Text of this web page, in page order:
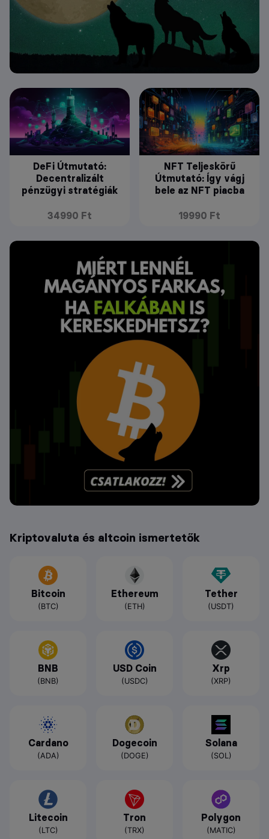
DeFi Útmutató:
Decentralizált
pénzügyi stratégiák
34990 Ft
NFT Teljeskörű
Útmutató: Így vágj
bele az NFT piacba
19990 Ft
Kriptovaluta és altcoin ismertetők
Bitcoin
(BTC)
Ethereum
(ETH)
Tether
(USDT)
BNB
(BNB)
USD Coin
(USDC)
Xrp
(XRP)
Cardano
(ADA)
Dogecoin
(DOGE)
Solana
(SOL)
Litecoin
(LTC)
Tron
(TRX)
Polygon
(MATIC)